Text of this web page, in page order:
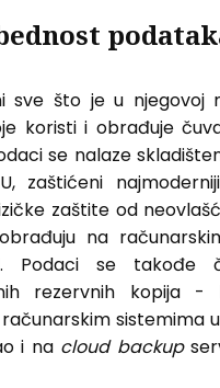
sve što je u njegovoj
koristi i obrađuje
se nalaze
zaštićeni
zaštite od
na
Podaci se takođe
rezervnih kopija
sistemima u
i na cloud backup